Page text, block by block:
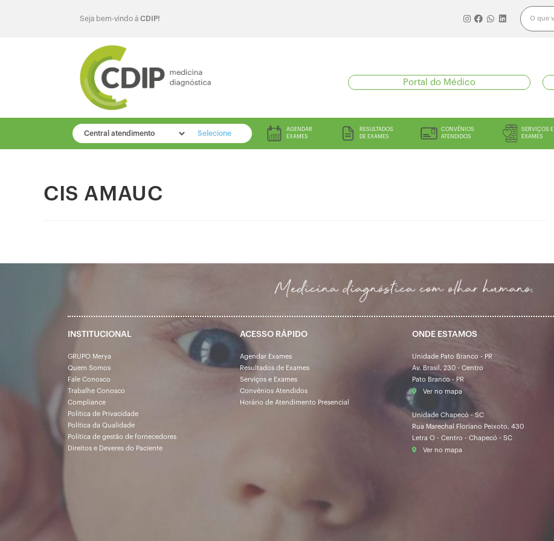
Seja bem-vindo à CDIP!
Portal do Médico
Selecione
AGENDAR
EXAMES
RESULTADOS
DE EXAMES
CONVÊNIOS
ATENDIDOS
SERVIÇOS E
EXAMES
CIS AMAUC
INSTITUCIONAL
GRUPO Merya
Quem Somos
Fale Conosco
Trabalhe Conosco
Compliance
Política de Privacidade
Política da Qualidade
Política de gestão de fornecedores
Direitos e Deveres do Paciente
ACESSO RÁPIDO
Agendar Exames
Resultados de Exames
Serviços e Exames
Convênios Atendidos
Horário de Atendimento Presencial
ONDE ESTAMOS
Unidade Pato Branco - PR
Av. Brasil, 230 - Centro
Pato Branco - PR
Ver no mapa
Unidade Chapecó - SC
Rua Marechal Floriano Peixoto, 430
Letra O - Centro - Chapecó - SC
Ver no mapa